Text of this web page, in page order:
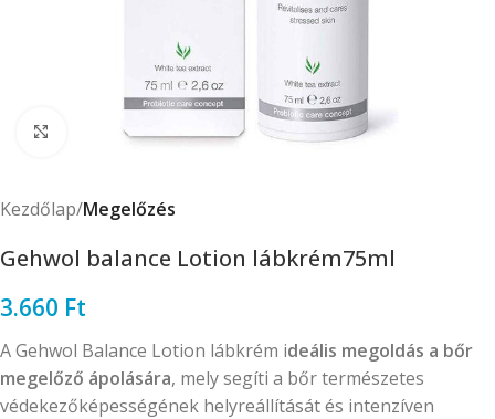
Click to enlarge
Kezdőlap Megelőzés
Gehwol balance Lotion lábkrém75ml
3.660 Ft
A Gehwol Balance Lotion lábkrém ideális megoldás a bőr
megelőző ápolására, mely segíti a bőr természetes
védekezőképességének helyreállítását és intenzíven